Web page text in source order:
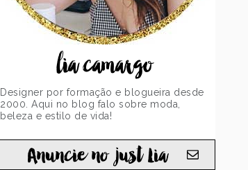
lia camargo
Designer por formação e blogueira desde
2000. Aqui no blog falo sobre moda,
beleza e estilo de vida!
Anuncie no just Lia